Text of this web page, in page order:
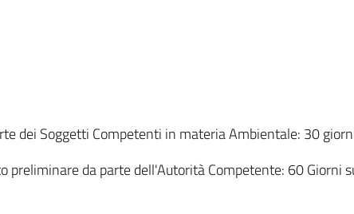
dei Soggetti Competenti in materia Ambientale: 30
preliminare da parte dell'Autorità Competente: 60 Giorni